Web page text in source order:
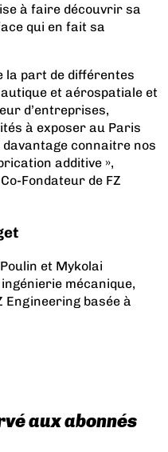
à faire découvrir sa
qui en fait sa
la part de différentes
et aérospatiale et
d’entreprises,
à exposer au Paris
connaitre nos
additive »,
Fondateur de FZ
et Mykolai
mécanique,
Engineering basée à
aux abonnés